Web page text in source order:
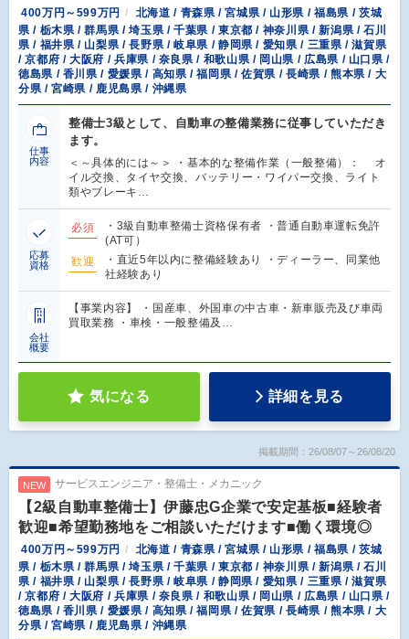
400万円～599万円
北海道 / 青森県 / 宮城県 / 山形県 / 福島県 / 茨城
県 / 栃木県 / 群馬県 / 埼玉県 / 千葉県 / 東京都 / 神奈川県 / 新潟県 / 石川
県 / 福井県 / 山梨県 / 長野県 / 岐阜県 / 静岡県 / 愛知県 / 三重県 / 滋賀県
/ 京都府 / 大阪府 / 兵庫県 / 奈良県 / 和歌山県 / 岡山県 / 広島県 / 山口県 /
徳島県 / 香川県 / 愛媛県 / 高知県 / 福岡県 / 佐賀県 / 長崎県 / 熊本県 / 大
分県 / 宮崎県 / 鹿児島県 / 沖縄県
仕事
内容
整備士3級として、自動車の整備業務に従事していただき
ます。
＜～具体的には～＞ ・基本的な整備作業（一般整備）： オ
イル交換、タイヤ交換、バッテリー・ワイパー交換、ライト
類やブレーキ…
応募
資格
必須
・3級自動車整備士資格保有者 ・普通自動車運転免許
(AT可）
歓迎
・直近5年以内に整備経験あり ・ディーラー、同業他
社経験あり
会社
概要
【事業内容】 ・国産車、外国車の中古車・新車販売及び車両
買取業務 ・車検・一般整備及…
気になる 詳細を見る
掲載期間：26/08/07～26/08/20
NEW サービスエンジニア・整備士・メカニック
【2級自動車整備士】伊藤忠G企業で安定基板■経験者
歓迎■希望勤務地をご相談いただけます■働く環境◎
400万円～599万円
北海道 / 青森県 / 宮城県 / 山形県 / 福島県 / 茨城
県 / 栃木県 / 群馬県 / 埼玉県 / 千葉県 / 東京都 / 神奈川県 / 新潟県 / 石川
県 / 福井県 / 山梨県 / 長野県 / 岐阜県 / 静岡県 / 愛知県 / 三重県 / 滋賀県
/ 京都府 / 大阪府 / 兵庫県 / 奈良県 / 和歌山県 / 岡山県 / 広島県 / 山口県 /
徳島県 / 香川県 / 愛媛県 / 高知県 / 福岡県 / 佐賀県 / 長崎県 / 熊本県 / 大
分県 / 宮崎県 / 鹿児島県 / 沖縄県